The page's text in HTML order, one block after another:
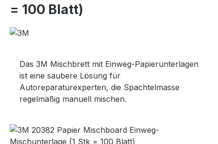
= 100 Blatt)
Das 3M Mischbrett mit Einweg-Papierunterlagen
ist eine saubere Lösung für
Autoreparaturexperten, die Spachtelmasse
regelmäßig manuell mischen.
Bildergalerie überspringen